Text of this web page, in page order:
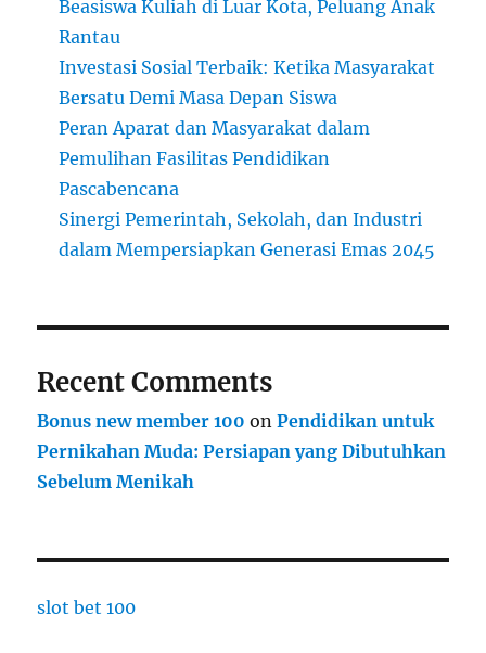
Beasiswa Kuliah di Luar Kota, Peluang Anak
Rantau
Investasi Sosial Terbaik: Ketika Masyarakat
Bersatu Demi Masa Depan Siswa
Peran Aparat dan Masyarakat dalam
Pemulihan Fasilitas Pendidikan
Pascabencana
Sinergi Pemerintah, Sekolah, dan Industri
dalam Mempersiapkan Generasi Emas 2045
Recent Comments
Bonus new member 100 onPendidikan untuk
Pernikahan Muda: Persiapan yang Dibutuhkan
Sebelum Menikah
slot bet 100